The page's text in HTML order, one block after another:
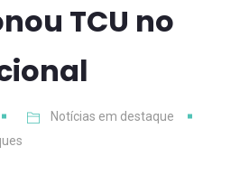
TCU no
Notícias em destaque